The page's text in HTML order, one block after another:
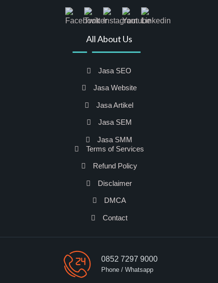
All About Us
Jasa SEO
Jasa Website
Jasa Artikel
Jasa SEM
Jasa SMM
Terms of Services
Refund Policy
Disclaimer
DMCA
Contact
0852 7297 9000
Phone / Whatsapp